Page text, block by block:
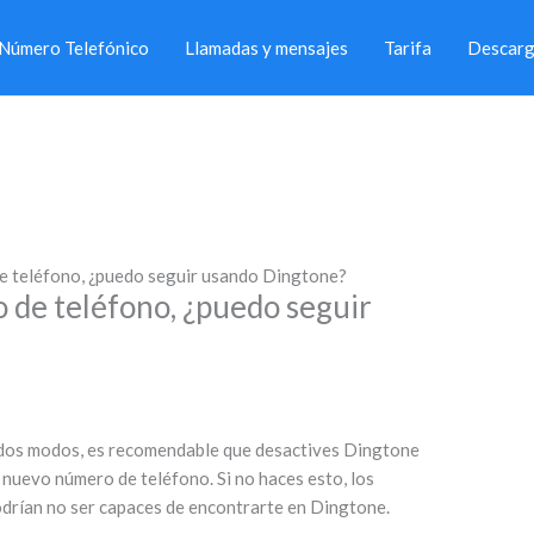
Telefónico Llamadas y mensajes Tarifa
teléfono, ¿puedo seguir usando Dingtone?
de teléfono, ¿puedo seguir
modos, es recomendable que desactives Dingtone
número de teléfono. Si no haces esto, los
no ser capaces de encontrarte en Dingtone.